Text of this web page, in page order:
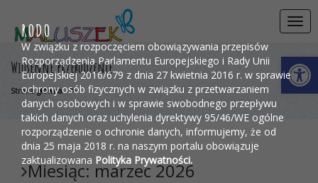
RODO
W związku z rozpoczęciem obowiązywania przepisów
Rozporządzenia Parlamentu Europejskiego i Rady Unii
Europejskiej 2016/679 z dnia 27 kwietnia 2016 r. w sprawie
ochrony osób fizycznych w związku z przetwarzaniem
danych osobowych i w sprawie swobodnego przepływu
takich danych oraz uchylenia dyrektywy 95/46/WE ogólne
rozporządzenie o ochronie danych, informujemy, że od
dnia 25 maja 2018 r. na naszym portalu obowiązuje
zaktualizowana Polityka Prywatności.
Wiosenne przebudzenie
Strona główna >
Miesiąc:marzec 2026